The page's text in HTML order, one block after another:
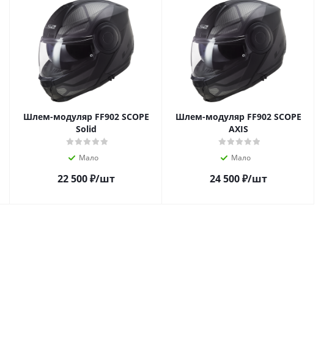
Шлем-модуляр FF902 SCOPE
Solid
Мало
22 500₽/шт
Шлем-модуляр FF902 SCOPE
AXIS
Мало
24 500₽/шт